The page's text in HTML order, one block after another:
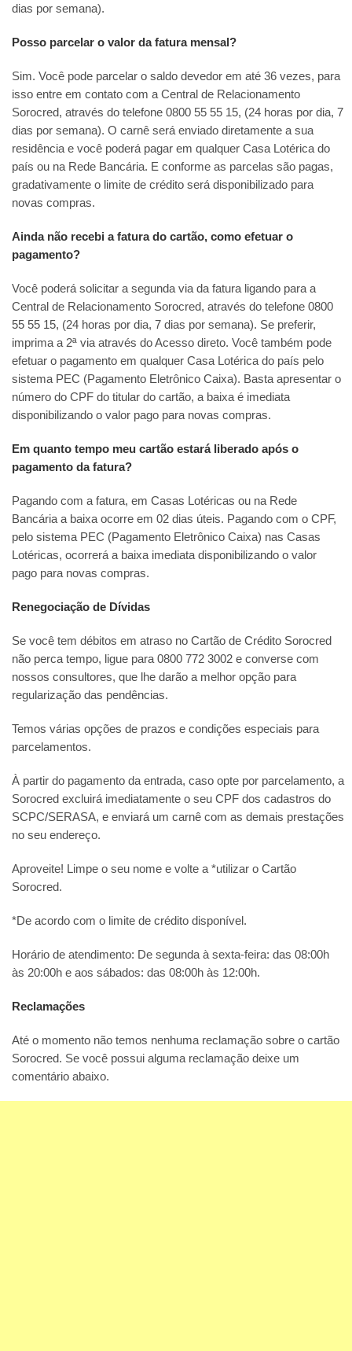
dias por semana).
Posso parcelar o valor da fatura mensal?
Sim. Você pode parcelar o saldo devedor em até 36 vezes, para
isso entre em contato com a Central de Relacionamento
Sorocred, através do telefone 0800 55 55 15, (24 horas por dia, 7
dias por semana). O carnê será enviado diretamente a sua
residência e você poderá pagar em qualquer Casa Lotérica do
país ou na Rede Bancária. E conforme as parcelas são pagas,
gradativamente o limite de crédito será disponibilizado para
novas compras.
Ainda não recebi a fatura do cartão, como efetuar o
pagamento?
Você poderá solicitar a segunda via da fatura ligando para a
Central de Relacionamento Sorocred, através do telefone 0800
55 55 15, (24 horas por dia, 7 dias por semana). Se preferir,
imprima a 2ª via através do Acesso direto. Você também pode
efetuar o pagamento em qualquer Casa Lotérica do país pelo
sistema PEC (Pagamento Eletrônico Caixa). Basta apresentar o
número do CPF do titular do cartão, a baixa é imediata
disponibilizando o valor pago para novas compras.
Em quanto tempo meu cartão estará liberado após o
pagamento da fatura?
Pagando com a fatura, em Casas Lotéricas ou na Rede
Bancária a baixa ocorre em 02 dias úteis. Pagando com o CPF,
pelo sistema PEC (Pagamento Eletrônico Caixa) nas Casas
Lotéricas, ocorrerá a baixa imediata disponibilizando o valor
pago para novas compras.
Renegociação de Dívidas
Se você tem débitos em atraso no Cartão de Crédito Sorocred
não perca tempo, ligue para 0800 772 3002 e converse com
nossos consultores, que lhe darão a melhor opção para
regularização das pendências.
Temos várias opções de prazos e condições especiais para
parcelamentos.
À partir do pagamento da entrada, caso opte por parcelamento, a
Sorocred excluirá imediatamente o seu CPF dos cadastros do
SCPC/SERASA, e enviará um carnê com as demais prestações
no seu endereço.
Aproveite! Limpe o seu nome e volte a *utilizar o Cartão
Sorocred.
*De acordo com o limite de crédito disponível.
Horário de atendimento: De segunda à sexta-feira: das 08:00h
às 20:00h e aos sábados: das 08:00h às 12:00h.
Reclamações
Até o momento não temos nenhuma reclamação sobre o cartão
Sorocred. Se você possui alguma reclamação deixe um
comentário abaixo.